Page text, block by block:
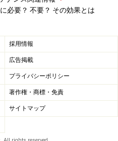
緩みやすかったり、振動が
せん。
ターにセットするには、ま
まで締め込みます。そこか
定値の半分くらい（国産車
締め込み、次に2/3のトル
というように、徐々にトル
います。締め込む順番は、
必要？ 不要？ その効果とは
採用情報
広告掲載
プライバシーポリシー
著作権・商標・免責
サイトマップ